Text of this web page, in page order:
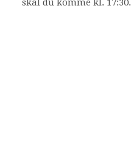
skal du komme kl. 17:30.